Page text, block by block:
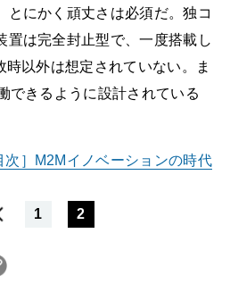
とにかく頑丈さは必須だ。独コ
置は完全封止型で、一度搭載し
時以外は想定されていない。ま
できるように設計されている
次］M2Mイノベーションの時代
1 2